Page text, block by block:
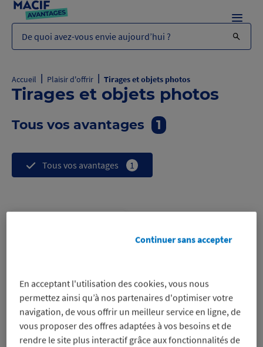
De quoi avez-vous envie aujourd’hui ?
Menu
Accueil | Plaisir d'offrir | Tirages et objets photos
Tirages et objets photos
Tous vos avantages 1
Tous vos avantages 1
et autres accessoires
En acceptant l'utilisation des cookies, vous nous
permettez ainsi qu’à nos partenaires d'optimiser votre
navigation, de vous offrir un meilleur service en ligne, de
vous proposer des offres adaptées à vos besoins et de
rendre le site plus interactif grâce aux fonctionnalités de
Continuer sans accepter